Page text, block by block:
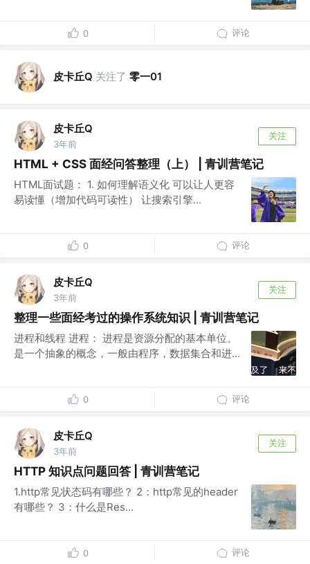
0 评论
皮卡丘Q 关注了 零一01
皮卡丘Q
3年前
关注
HTML + CSS 面经问答整理（上） | 青训营笔记
HTML面试题： 1. 如何理解语义化 可以让人更容
易读懂（增加代码可读性） 让搜索引擎...
0 评论
皮卡丘Q
3年前
关注
整理一些面经考过的操作系统知识 | 青训营笔记
进程和线程 进程： 进程是资源分配的基本单位。
是一个抽象的概念，一般由程序，数据集合和进...
0 评论
皮卡丘Q
3年前
关注
HTTP 知识点问题回答 | 青训营笔记
1.http常见状态码有哪些？ 2：http常见的header
有哪些？ 3：什么是Res...
0 评论